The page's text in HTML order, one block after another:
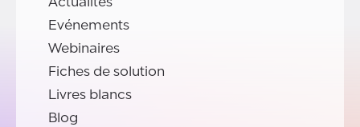
Evénements
Webinaires
Fiches de solution
Livres blancs
Blog